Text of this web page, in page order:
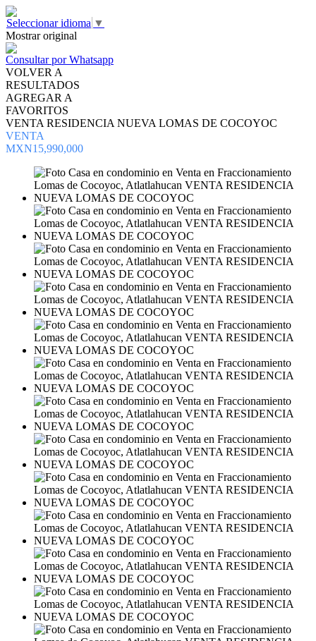
Seleccionar idioma ▼
Mostrar original
Consultar por Whatsapp
VOLVER A
RESULTADOS
AGREGAR A
FAVORITOS
VENTA RESIDENCIA NUEVA LOMAS DE COCOYOC
VENTA
MXN15,990,000